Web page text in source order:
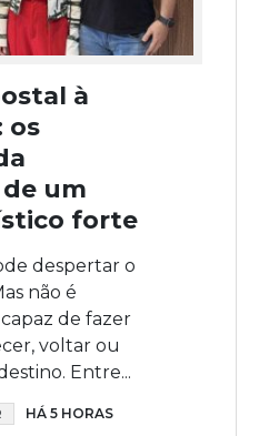
à
os
um
forte
despertar o
não é
de fazer
voltar ou
Entre...
HÁ 5 HORAS